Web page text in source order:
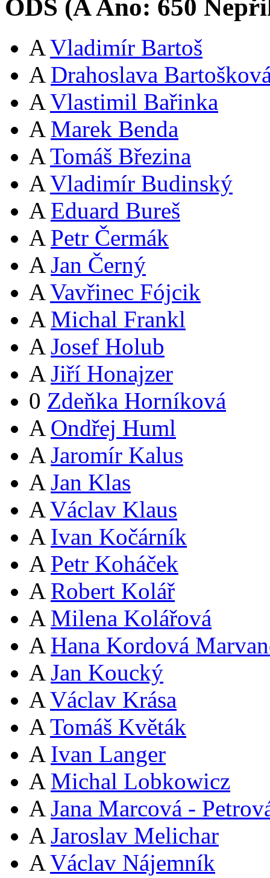
ODS (AAno: 650
A Vladimír Bartoš
A Drahoslava
A Vlastimil Bařinka
A Marek Benda
A Tomáš Březina
A Vladimír Budinský
A Eduard Bureš
A Petr Čermák
A Jan Černý
A Vavřinec Fójcik
A Michal Frankl
A Josef Holub
A Jiří Honajzer
0 Zdeňka Horníková
A Ondřej Huml
A Jaromír Kalus
A Jan Klas
A Václav Klaus
A Ivan Kočárník
A Petr Koháček
A Robert Kolář
A Milena Kolářová
A Hana Kordová
A Jan Koucký
A Václav Krása
A Tomáš Květák
A Ivan Langer
A Michal Lobkowicz
A Jana Marcová -
A Jaroslav Melichar
A Václav Nájemník